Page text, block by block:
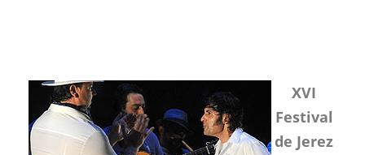
XVI
Festival
de Jerez